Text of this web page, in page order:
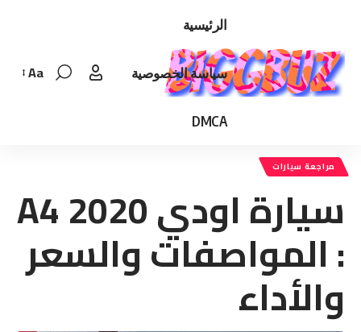
الرئيسية
سياسة الخصوصية
DMCA
Font
Aa
مراجعة سيارات
سيارة اودي A4 2020
: المواصفات والسعر
والأداء